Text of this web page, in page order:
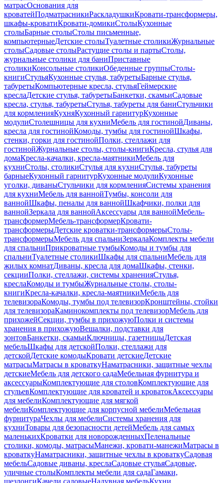
матрасОснования для
кроватейПодматрасникиРаскладушкиКровати-трансформеры,
шкафы-кроватиКровати-домикиСтолыКухонные
столыБарные столыСтолы письменные,
компьютерныеДетские столыТуалетные столикиЖурнальные
столыСадовые столыРастущие столы и партыСтолы,
журнальные столики для баниПриставные
столикиКонсольные столикиОбеденные группыСтолы-
книгиСтульяКухонные стулья, табуретыБарные стулья,
табуретыКомпьютерные кресла, стульяГеймерские
креслаДетские стулья, табуретыБанкетки, скамьиСадовые
кресла, стулья, табуретыСтулья, табуреты для баниСтульчики
для кормленияКухняКухонный гарнитурКухонные
модулиСтолешницы для кухниМебель для гостинойДиваны,
кресла для гостинойКомоды, тумбы для гостинойШкафы,
стенки, горки для гостинойПолки, стеллажи для
гостинойЖурнальные столы, столы-книгиКресла, стулья для
домаКресла-качалки, кресла-маятникиМебель для
кухниСтолы, столикиСтулья для кухниСтулья, табуреты
барныеКухонный гарнитурКухонные модулиКухонные
уголки, диваныСтульчики для кормленияСистемы хранения
для кухниМебель для ваннойТумбы, консоли для
ваннойШкафы, пеналы для ваннойШкафчики, полки для
ваннойЗеркала для ваннойАксессуары для ваннойМебель-
трансформерМебель-трансформерКровати-
трансформерыДетские кроватки-трансформерыСтолы-
трансформерыМебель для спальниЗеркалаКомплекты мебели
для спальниПрикроватные тумбыКомоды и тумбы для
спальниТуалетные столикиШкафы для спальниМебель для
жилых комнатДиваны, кресла для домаШкафы, стенки,
секцииПолки, стеллажи, системы храненияСтулья,
креслаКомоды и тумбыЖурнальные столы, столы-
книгиКресла-качалки, кресла-маятникиМебель для
телевизораКомоды, тумбы под телевизорКронштейны, стойки
для телевизораКаминокомплекты под телевизорМебель для
прихожейСекции, тумбы в прихожуюПолки и системы
хранения в прихожуюВешалки, подставки для
зонтовБанкетки, скамьиКлючницы, газетницыДетская
мебельШкафы для детскойПолки, стеллажи для
детскойДетские комодыКровати детскиеДетские
матрасыМатрасы в кроваткуНаматрасники, защитные чехлы
детскиеМебель для детского садаМебельная фурнитура и
аксессуарыКомплектующие для столовКомплектующие для
стульевКомплектующие для кроватей и кроватокАксессуары
для мебелиКомплектующие для мягкой
мебелиКомплектующие для корпусной мебелиМебельная
фурнитураЧехлы для мебелиСистемы хранения для
кухниТовары для безопасности детейМебель для самых
маленькихКроватки для новорожденныхПеленальные
столики, комоды, матрасыМанежи, кровати-манежиМатрасы в
кроваткуНаматрасники, защитные чехлы в кроваткуСадовая
мебельСадовые диваны, креслаСадовые стульяСадовые,
уличные столыКомплекты мебели для садаГамаки,
шезлонгиКачели садовыеНадувная мебельКухни